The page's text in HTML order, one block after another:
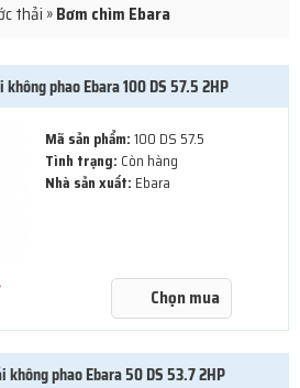
thải »Bơm chìm Ebara
phao Ebara 100 DS 57.5 2HP
Mã sản phẩm:100 DS 57.5
Tình trạng: Còn hàng
Nhà sản xuất: Ebara
Chọn mua
không phao Ebara 50 DS 53.7 2HP